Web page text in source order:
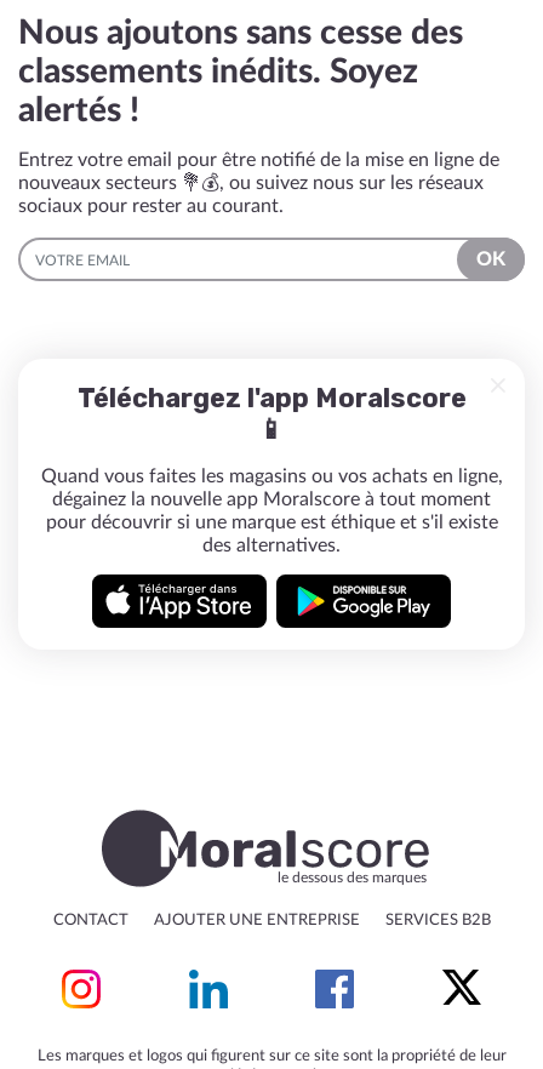
Nous ajoutons sans cesse des
classements inédits. Soyez
alertés !
Entrez votre email pour être notifié de la mise en ligne de
nouveaux secteurs 💐💰, ou suivez nous sur les réseaux
sociaux pour rester au courant.
EMAIL
OK
Téléchargez l'app Moralscore
📱
Quand vous faites les magasins ou vos achats en ligne,
dégainez la nouvelle app Moralscore à tout moment
pour découvrir si une marque est éthique et s'il existe
des alternatives.
le dessous des marques
CONTACT AJOUTER UNE ENTREPRISE SERVICES B2B
Les marques et logos qui figurent sur ce site sont la propriété de leur